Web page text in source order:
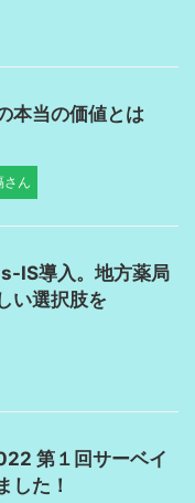
本当の価値とは
さん
IS導入。地方薬局
い選択肢を
第１回サーベイ
した！